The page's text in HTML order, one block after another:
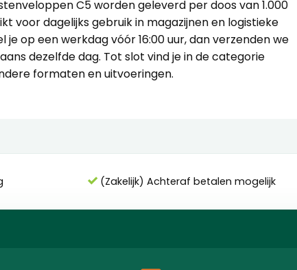
C5 worden geleverd per doos van 1.000
voor dagelijks gebruik in magazijnen en logistieke
je op een werkdag vóór 16:00 uur, dan verzenden we
dezelfde dag. Tot slot vind je in de categorie
formaten en uitvoeringen.
(Zakelijk) Achteraf betalen mogelijk